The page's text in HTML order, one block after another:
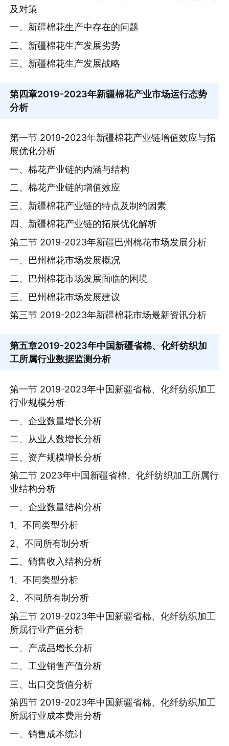
及对策
一、新疆棉花生产中存在的问题
二、新疆棉花生产发展劣势
三、新疆棉花生产发展战略
第四章2019-2023年新疆棉花产业市场运行态势
分析
第一节 2019-2023年新疆棉花产业链增值效应与拓
展优化分析
一、棉花产业链的内涵与结构
二、棉花产业链的增值效应
三、新疆棉花产业链的特点及制约因素
四、新疆棉花产业链的拓展优化解析
第二节 2019-2023年新疆巴州棉花市场发展分析
一、巴州棉花市场发展概况
二、巴州棉花市场发展面临的困境
三、巴州棉花市场发展建议
第三节 2019-2023年新疆棉花市场最新资讯分析
第五章2019-2023年中国新疆省棉、化纤纺织加
工所属行业数据监测分析
第一节 2019-2023年中国新疆省棉、化纤纺织加工
行业规模分析
一、企业数量增长分析
二、从业人数增长分析
三、资产规模增长分析
第二节 2023年中国新疆省棉、化纤纺织加工所属行
业结构分析
一、企业数量结构分析
1、不同类型分析
2、不同所有制分析
二、销售收入结构分析
1、不同类型分析
2、不同所有制分析
第三节 2019-2023年中国新疆省棉、化纤纺织加工
所属行业产值分析
一、产成品增长分析
二、工业销售产值分析
三、出口交货值分析
第四节 2019-2023年中国新疆省棉、化纤纺织加工
所属行业成本费用分析
一、销售成本统计